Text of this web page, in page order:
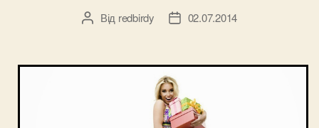
Автор
Від redbirdy
Дата02.07.2014